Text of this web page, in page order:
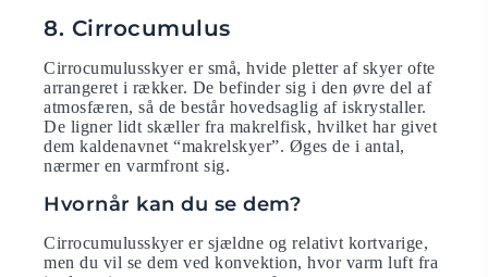
8. Cirrocumulus
Cirrocumulusskyer er små, hvide pletter af skyer ofte
arrangeret i rækker. De befinder sig i den øvre del af
atmosfæren, så de består hovedsaglig af iskrystaller.
De ligner lidt skæller fra makrelfisk, hvilket har givet
dem kaldenavnet “makrelskyer”. Øges de i antal,
nærmer en varmfront sig.
Hvornår kan du se dem?
Cirrocumulusskyer er sjældne og relativt kortvarige,
men du vil se dem ved konvektion, hvor varm luft fra